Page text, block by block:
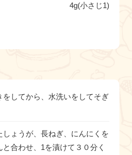
4g(小さじ1)
をしてから、水洗いをしてそぎ
しょうが、長ねぎ、にんにくを
と合わせ、1を漬けて３０分く